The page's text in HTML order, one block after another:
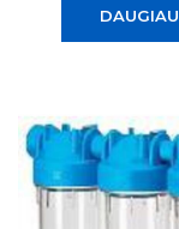
DAUGIAU